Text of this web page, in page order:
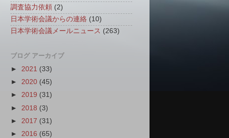
調査協力依頼 (2)
日本学術会議からの連絡 (10)
日本学術会議メールニュース (263)
ブログ アーカイブ
► 2021 (33)
► 2020 (45)
► 2019 (31)
► 2018 (3)
► 2017 (31)
► 2016 (65)